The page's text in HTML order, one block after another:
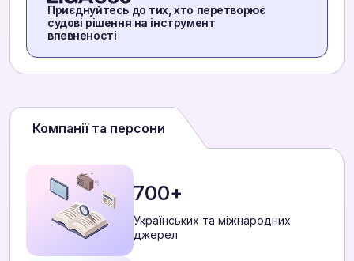
Приєднуйтесь до тих, хто перетворює
судові рішення на інструмент
впевненості
Компанії та персони
700+
Українських та міжнародних
джерел